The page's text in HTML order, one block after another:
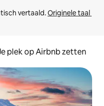
vertaald. Originele taal
plek op Airbnb zetten